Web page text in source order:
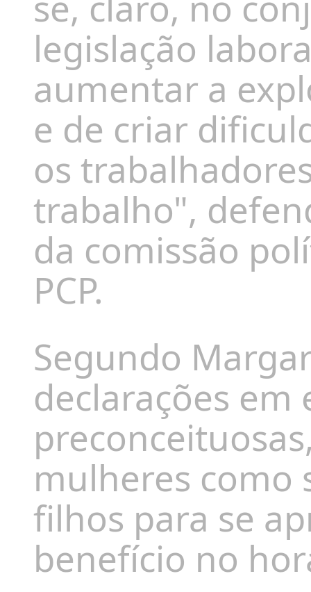
legislação
aumentar a
e de criar
os
trabalho",
da comissão
PCP.
Segundo
declarações
mulheres como
filhos para se
benefício no